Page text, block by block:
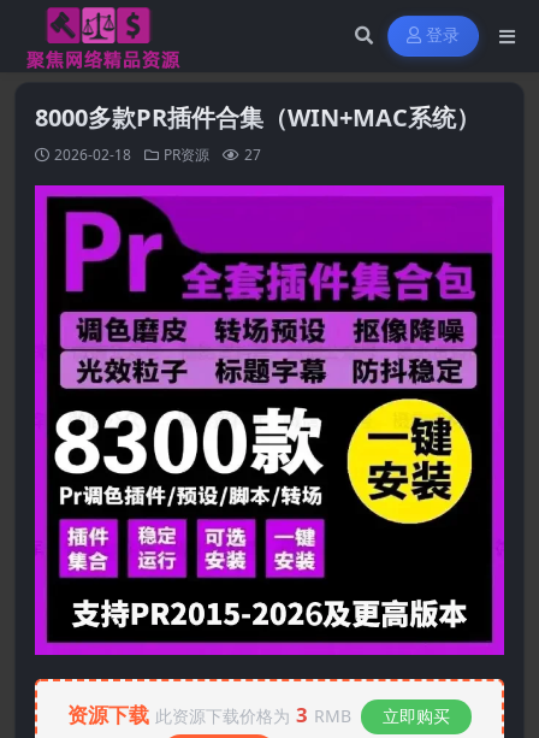
登录
8000多款PR插件合集（WIN+MAC系统）
2026-02-18 PR资源 27
资源下载 此资源下载价格为 3 RMB
立即购买